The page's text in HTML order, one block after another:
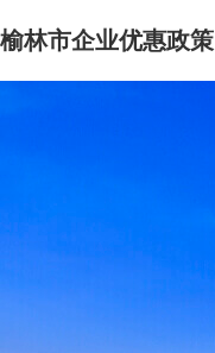
榆林市企业优惠政策